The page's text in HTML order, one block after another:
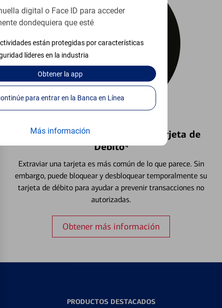
digital o Face ID para acceder
dondequiera que esté
están protegidas por características
líderes en la industria
Obtenerla app
Continúe para entrar en la Banca en Línea
Más información
Bloquear y Desbloquear una Tarjeta de
Débito⁴
Extraviar una tarjeta es más común de lo que parece. Sin
embargo, puede bloquear y desbloquear temporalmente su
tarjeta de débito para ayudar a prevenir transacciones no
autorizadas.
Obtener más información
PRODUCTOS DESTACADOS